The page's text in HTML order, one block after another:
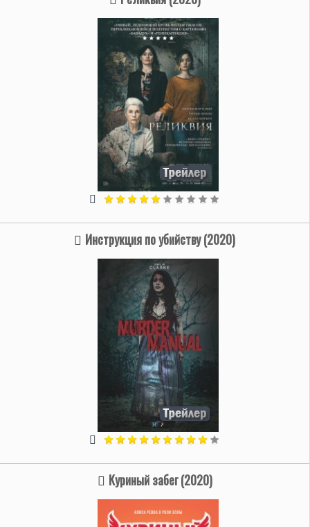
Инструкция по убийству (2020)
Куриный забег (2020)